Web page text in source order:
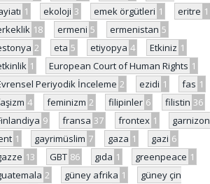
1 ekoloji 3 emek örgütleri 1 eritre 1
18 ermeni 5 ermenistan 5
2 eta 5 etiyopya 4 Etkiniz 1
1 European Court of Human Rights 1
Periyodik İnceleme 2 ezidi 1 fas 1
4 feminizm 2 filipinler 6 filistin 36
9 fransa 37 frontex 1
garnizon
1 gayrimüslim 7 gaza 1 gazi 6
13 GBT 86 gıda 1 greenpeace 1
2 güney afrika 1
güney çin